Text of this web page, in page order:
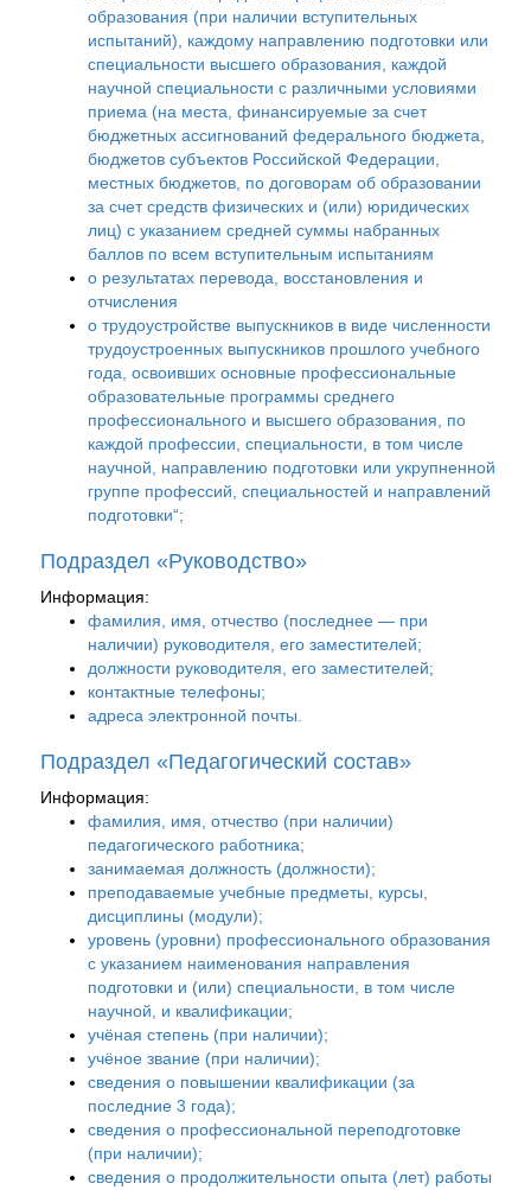
образования (при наличии вступительных
испытаний), каждому направлению подготовки или
специальности высшего образования, каждой
научной специальности с различными условиями
приема (на места, финансируемые за счет
бюджетных ассигнований федерального бюджета,
бюджетов субъектов Российской Федерации,
местных бюджетов, по договорам об образовании
за счет средств физических и (или) юридических
лиц) с указанием средней суммы набранных
баллов по всем вступительным испытаниям
о результатах перевода, восстановления и
отчисления
о трудоустройстве выпускников в виде численности
трудоустроенных выпускников прошлого учебного
года, освоивших основные профессиональные
образовательные программы среднего
профессионального и высшего образования, по
каждой профессии, специальности, в том числе
научной, направлению подготовки или укрупненной
группе профессий, специальностей и направлений
подготовки“;
Подраздел «Руководство»
Информация:
фамилия, имя, отчество (последнее — при
наличии) руководителя, его заместителей;
должности руководителя, его заместителей;
контактные телефоны;
адреса электронной почты.
Подраздел «Педагогический состав»
Информация:
фамилия, имя, отчество (при наличии)
педагогического работника;
занимаемая должность (должности);
преподаваемые учебные предметы, курсы,
дисциплины (модули);
уровень (уровни) профессионального образования
с указанием наименования направления
подготовки и (или) специальности, в том числе
научной, и квалификации;
учёная степень (при наличии);
учёное звание (при наличии);
сведения о повышении квалификации (за
последние 3 года);
сведения о профессиональной переподготовке
(при наличии);
сведения о продолжительности опыта (лет) работы